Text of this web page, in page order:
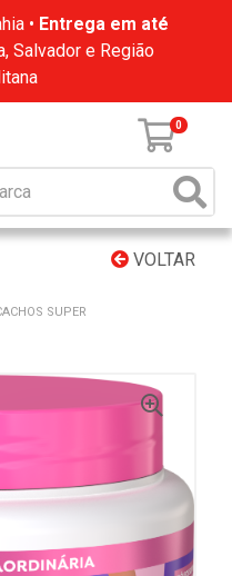
• Entrega em até
Salvador e Região
0
VOLTAR
SUPER